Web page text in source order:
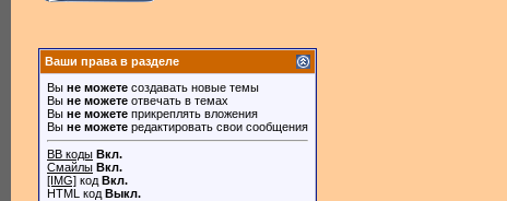
Ваши права в разделе
Вы не можете создавать новые темы
Вы не можете отвечать в темах
Вы не можете прикреплять вложения
Вы не можете редактировать свои сообщения
BB коды Вкл.
Смайлы Вкл.
[IMG] код Вкл.
HTML код Выкл.